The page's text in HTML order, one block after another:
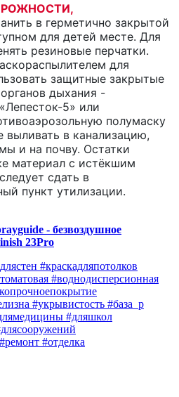
в герметично закрытой
для детей месте. Для
резиновые перчатки.
для
защитные закрытые
дыхания -
5» или
полумаску
выливать в канализацию,
и на почву. Остатки
материал с истёкшим
сдать в
пункт утилизации.
- безвоздушное
23Pro
#краскадляпотолков
#воднодисперсионная
#укрывистость #база_p
#дляшкол
#отделка